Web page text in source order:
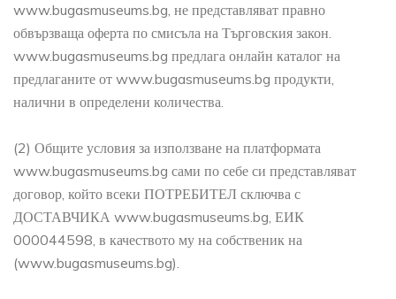
www.bugasmuseums.bg, не представляват правно
обвързваща оферта по смисъла на Търговския закон.
www.bugasmuseums.bg предлага онлайн каталог на
предлаганите от www.bugasmuseums.bg продукти,
налични в определени количества.
(2) Общите условия за използване на платформата
www.bugasmuseums.bg сами по себе си представляват
договор, който всеки ПОТРЕБИТЕЛ сключва с
ДОСТАВЧИКА www.bugasmuseums.bg, ЕИК
000044598, в качеството му на собственик на
(www.bugasmuseums.bg).